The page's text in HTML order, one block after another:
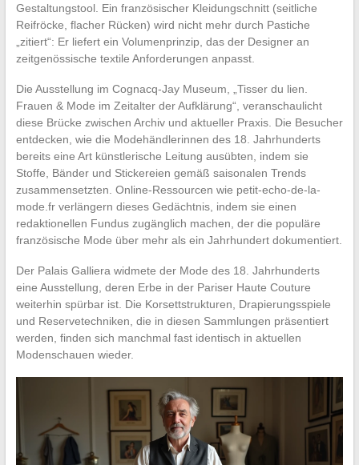
Gestaltungstool. Ein französischer Kleidungschnitt (seitliche
Reifröcke, flacher Rücken) wird nicht mehr durch Pastiche
„zitiert“: Er liefert ein Volumenprinzip, das der Designer an
zeitgenössische textile Anforderungen anpasst.
Die Ausstellung im Cognacq-Jay Museum, „Tisser du lien.
Frauen & Mode im Zeitalter der Aufklärung“, veranschaulicht
diese Brücke zwischen Archiv und aktueller Praxis. Die Besucher
entdecken, wie die Modehändlerinnen des 18. Jahrhunderts
bereits eine Art künstlerische Leitung ausübten, indem sie
Stoffe, Bänder und Stickereien gemäß saisonalen Trends
zusammensetzten. Online-Ressourcen wie petit-echo-de-la-
mode.fr verlängern dieses Gedächtnis, indem sie einen
redaktionellen Fundus zugänglich machen, der die populäre
französische Mode über mehr als ein Jahrhundert dokumentiert.
Der Palais Galliera widmete der Mode des 18. Jahrhunderts
eine Ausstellung, deren Erbe in der Pariser Haute Couture
weiterhin spürbar ist. Die Korsettstrukturen, Drapierungsspiele
und Reservetechniken, die in diesen Sammlungen präsentiert
werden, finden sich manchmal fast identisch in aktuellen
Modenschauen wieder.